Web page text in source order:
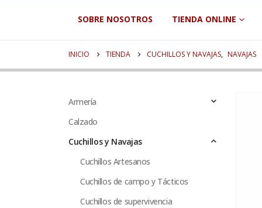
SOBRE NOSOTROS TIENDA ONLINE
INICIO TIENDA CUCHILLOS Y NAVAJAS, NAVAJAS
Armería
Calzado
Cuchillos y Navajas
Cuchillos Artesanos
Cuchillos de campo y Tácticos
Cuchillos de supervivencia